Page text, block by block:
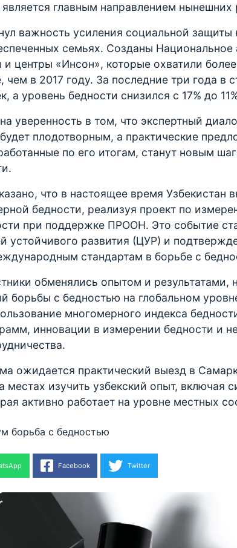
главным направлением
важность усиления социальной защиты
семьях. Созданы Национальное
центры «Инсон», которые охватили
чем в 2017 году. За последние три года в
а уровень бедности снизился с 17% до
уверенность в том, что экспертный
плодотворным, а практические
по его итогам, станут новым
что в настоящее время Узбекистан
бедности, реализуя проект по
при поддержке ПРООН. Это событие
устойчивого развития (ЦУР) и
стандартам в борьбе с
обменялись опытом и результатами,
борьбы с бедностью на глобальном
многомерного индекса
инновации в измерении бедности и
ожидается практический выезд в
местах изучить узбекский опыт, включая
активно работает на уровне местных
борьба с бедностью
Facebook Twitter